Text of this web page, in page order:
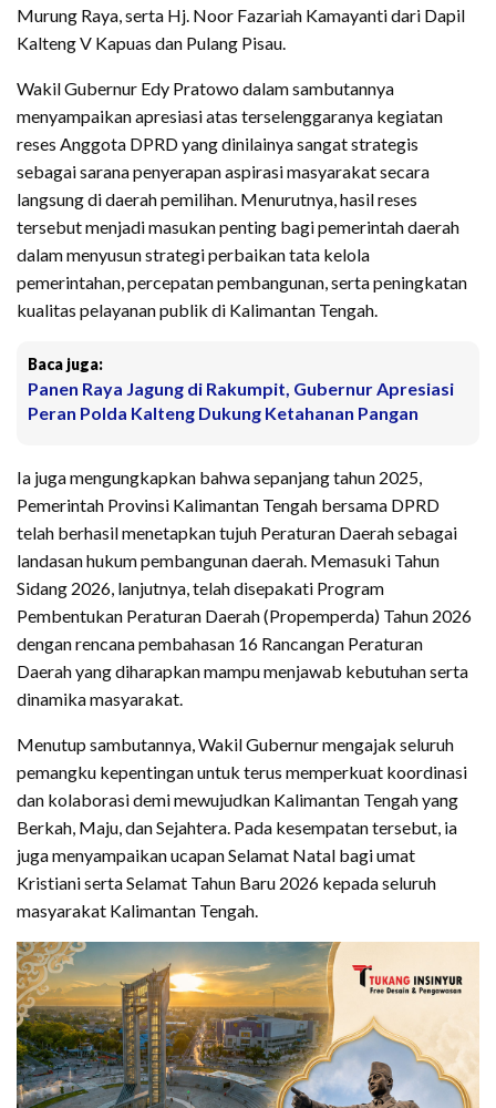
Murung Raya, serta Hj. Noor Fazariah Kamayanti dari Dapil
Kalteng V Kapuas dan Pulang Pisau.
Wakil Gubernur Edy Pratowo dalam sambutannya
menyampaikan apresiasi atas terselenggaranya kegiatan
reses Anggota DPRD yang dinilainya sangat strategis
sebagai sarana penyerapan aspirasi masyarakat secara
langsung di daerah pemilihan. Menurutnya, hasil reses
tersebut menjadi masukan penting bagi pemerintah daerah
dalam menyusun strategi perbaikan tata kelola
pemerintahan, percepatan pembangunan, serta peningkatan
kualitas pelayanan publik di Kalimantan Tengah.
Baca juga:
Panen Raya Jagung di Rakumpit, Gubernur Apresiasi
Peran Polda Kalteng Dukung Ketahanan Pangan
Ia juga mengungkapkan bahwa sepanjang tahun 2025,
Pemerintah Provinsi Kalimantan Tengah bersama DPRD
telah berhasil menetapkan tujuh Peraturan Daerah sebagai
landasan hukum pembangunan daerah. Memasuki Tahun
Sidang 2026, lanjutnya, telah disepakati Program
Pembentukan Peraturan Daerah (Propemperda) Tahun 2026
dengan rencana pembahasan 16 Rancangan Peraturan
Daerah yang diharapkan mampu menjawab kebutuhan serta
dinamika masyarakat.
Menutup sambutannya, Wakil Gubernur mengajak seluruh
pemangku kepentingan untuk terus memperkuat koordinasi
dan kolaborasi demi mewujudkan Kalimantan Tengah yang
Berkah, Maju, dan Sejahtera. Pada kesempatan tersebut, ia
juga menyampaikan ucapan Selamat Natal bagi umat
Kristiani serta Selamat Tahun Baru 2026 kepada seluruh
masyarakat Kalimantan Tengah.